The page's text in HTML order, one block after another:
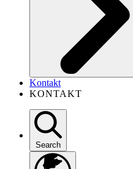
Kontakt
KONTAKT
Search